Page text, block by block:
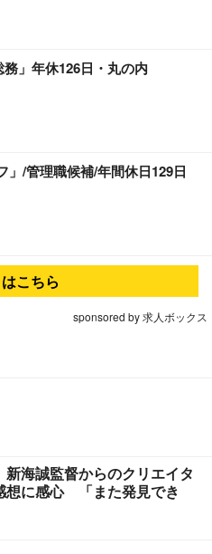
」年休126日・丸の内
/管理職候補/年間休日129日
こちら
sponsored by 求人ボックス
新海誠監督からのクリエイタ
想に感心 「また発見でき